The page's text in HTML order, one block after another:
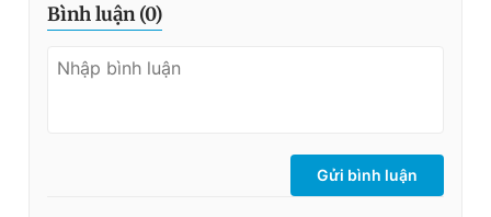
Bình luận (0)
Gửi bình luận